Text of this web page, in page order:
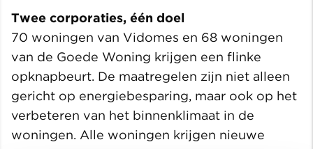
Twee corporaties, één doel
70 woningen van Vidomes en 68 woningen
van de Goede Woning krijgen een flinke
opknapbeurt. De maatregelen zijn niet alleen
gericht op energiebesparing, maar ook op het
verbeteren van het binnenklimaat in de
woningen. Alle woningen krijgen nieuwe